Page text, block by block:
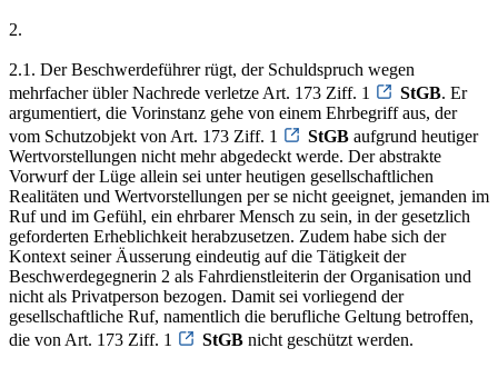
2.
2.1. Der Beschwerdeführer rügt, der Schuldspruch wegen
mehrfacher übler Nachrede verletze Art. 173 Ziff. 1
StGB. Er
argumentiert, die Vorinstanz gehe von einem Ehrbegriff aus, der
vom Schutzobjekt von Art. 173 Ziff. 1
StGB aufgrund heutiger
Wertvorstellungen nicht mehr abgedeckt werde. Der abstrakte
Vorwurf der Lüge allein sei unter heutigen gesellschaftlichen
Realitäten und Wertvorstellungen per se nicht geeignet, jemanden im
Ruf und im Gefühl, ein ehrbarer Mensch zu sein, in der gesetzlich
geforderten Erheblichkeit herabzusetzen. Zudem habe sich der
Kontext seiner Äusserung eindeutig auf die Tätigkeit der
Beschwerdegegnerin 2 als Fahrdienstleiterin der Organisation und
nicht als Privatperson bezogen. Damit sei vorliegend der
gesellschaftliche Ruf, namentlich die berufliche Geltung betroffen,
die von Art. 173 Ziff. 1
StGB nicht geschützt werden.